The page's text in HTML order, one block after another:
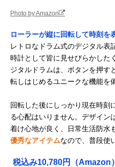
Photo by Amazon
ローラーが縦に回転して時刻を
レトロなドラム式のデジタル表
時計として皆に見せびらかした
ジタルドラムは、ボタンを押す
転しはじめるユニークな機能を
回転した後にしっかり現在時刻
る心配はいりません。デザイン
着け心地が良く、日常生活防水
優秀なアイテムなので、普段使
税込み10,780円（Amazon）